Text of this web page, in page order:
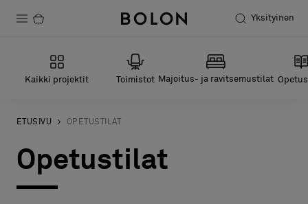
Yksityinen
Tuotteet
Kestävä kehitys
Asennus
Puhdistus
Kaikki projektit Toimistot Majoitus- ja ravitsemustilat
ETUSIVU OPETUSTILAT
Opetustilat